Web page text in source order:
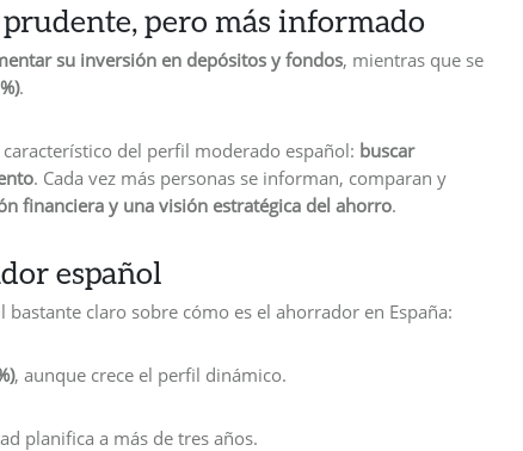
pero más informado
su inversión en depósitos y fondos, mientras que se
.
del perfil moderado español: buscar
. Cada vez más personas se informan, comparan y
financiera y una visión estratégica del ahorro.
español
claro sobre cómo es el ahorrador en España:
, aunque crece el perfil dinámico.
planifica a más de tres años.